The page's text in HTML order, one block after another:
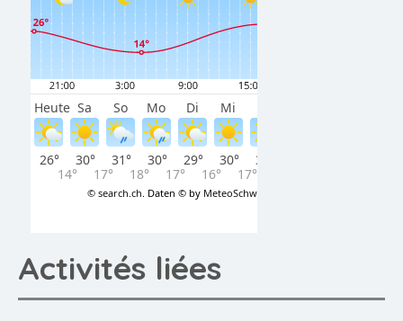
Activités liées